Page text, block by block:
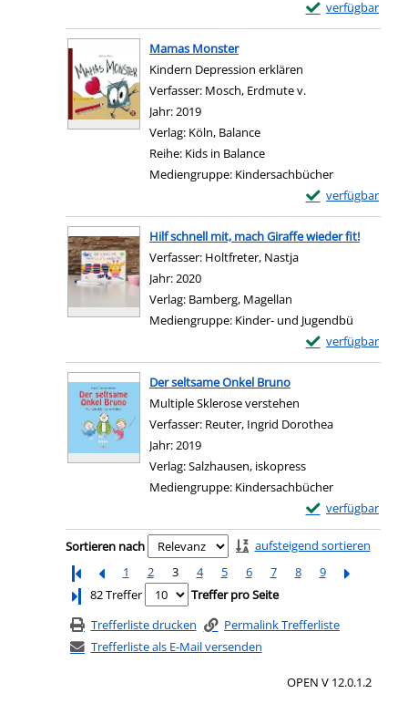
verfügbar
Exemplar-Details
Zum Download
Mamas Monster
Kindern Depression erklären
Verfasser: Mosch, Erdmute v.
Jahr:2019
Verlag: Köln, Balance
Reihe: Kids in Balance
Mediengruppe: Kindersachbücher
verfügbar
Exemplar-
Zum Download
Hilf schnell mit, mach Giraffe wieder fit!
Verfasser: Holtfreter, Nastja
Jahr:2020
Verlag: Bamberg, Magellan
Mediengruppe: Kinder- und Jugendbü
verfügbar
Exemplar-Details
Zum Download
Der seltsame Onkel Bruno
Multiple Sklerose verstehen
Verfasser: Reuter, Ingrid Dorothea
Jahr:2019
Verlag:Salzhausen, iskopress
Mediengruppe: Kindersachbücher
verfügbar
Exemplar-Details
Zum Download
Zu den Suchfiltern springen
Sortieren nach
aufsteigend sortieren
1
2 3 4 5 6 7 8
9
Letzte Seite
82 Treffer
Treffer pro Seite
Trefferliste drucken
Permalink Trefferliste
Trefferliste als E-Mail versenden
OPEN V 12.0.1.2